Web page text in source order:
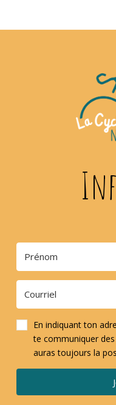
En indiquant ton
te communiquer
auras toujours la